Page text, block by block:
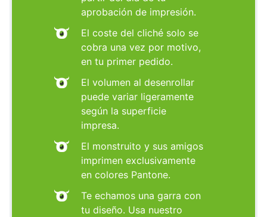
aprobación de impresión.
El coste del cliché solo se
cobra una vez por motivo,
en tu primer pedido.
El volumen al desenrollar
puede variar ligeramente
según la superficie
impresa.
El monstruito y sus amigos
imprimen exclusivamente
en colores Pantone.
Te echamos una garra con
tu diseño. Usa nuestro